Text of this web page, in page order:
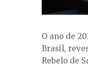
O ano de
Brasil,
Rebelo de